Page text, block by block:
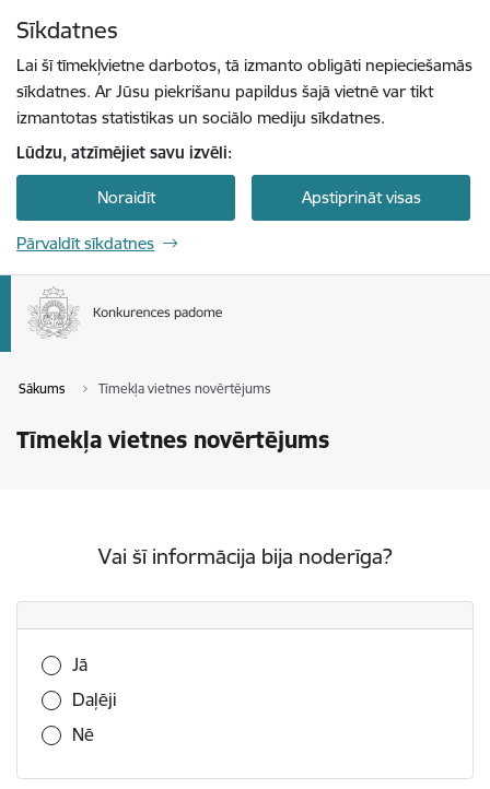
Sīkdatnes
Lai šī tīmekļvietne darbotos, tā izmanto obligāti nepieciešamās
sīkdatnes. Ar Jūsu piekrišanu papildus šajā vietnē var tikt
izmantotas statistikas un sociālo mediju sīkdatnes.
Lūdzu, atzīmējiet savu izvēli:
Noraidīt Apstiprināt visas
Pārvaldīt sīkdatnes
Sākums Tīmekļa vietnes novērtējums
Tīmekļa vietnes novērtējums
Vai šī informācija bija noderīga?
Vai šī informācija bija noderīga?
Jā
Daļēji
Nē